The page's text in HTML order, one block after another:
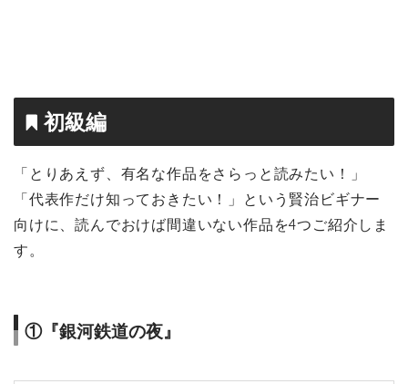
初級編
「とりあえず、有名な作品をさらっと読みたい！」
「代表作だけ知っておきたい！」という賢治ビギナー
向けに、読んでおけば間違いない作品を4つご紹介しま
す。
①『銀河鉄道の夜』